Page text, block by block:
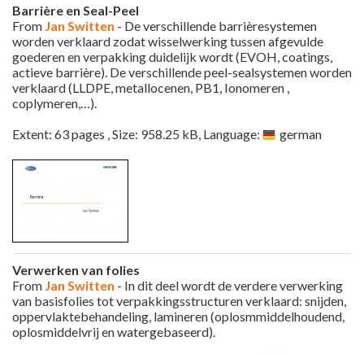
Barrière en Seal-Peel
From Jan Switten - De verschillende barrièresystemen
worden verklaard zodat wisselwerking tussen afgevulde
goederen en verpakking duidelijk wordt (EVOH, coatings,
actieve barrière). De verschillende peel-sealsystemen worden
verklaard (LLDPE, metallocenen, PB1, Ionomeren ,
coplymeren,…).
Extent: 63 pages , Size: 958.25 kB, Language:
german
Verwerken van folies
From Jan Switten - In dit deel wordt de verdere verwerking
van basisfolies tot verpakkingsstructuren verklaard: snijden,
oppervlaktebehandeling, lamineren (oplosmmiddelhoudend,
oplosmiddelvrij en watergebaseerd).